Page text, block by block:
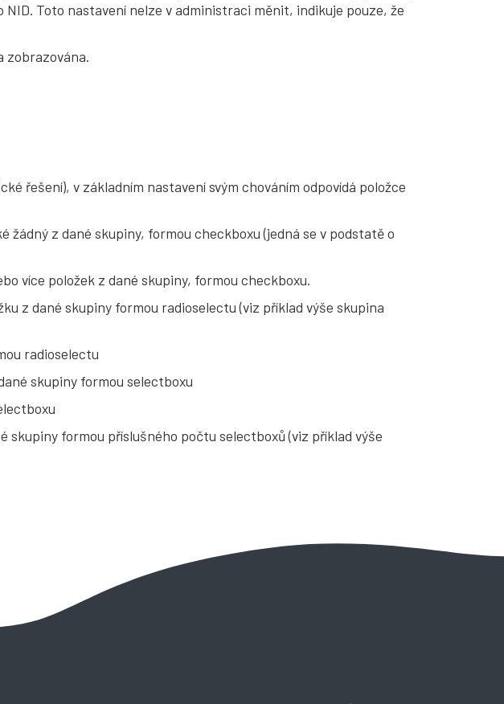
Toto nastavení nelze v administraci měnit, indikuje pouze, že
zobrazována.
řešení), v základním nastavení svým chováním odpovídá položce
z dané skupiny, formou checkboxu (jedná se v podstatě o
více položek z dané skupiny, formou checkboxu.
z dané skupiny formou radioselectu (viz příklad výše skupina
radioselectu
skupiny formou selectboxu
formou příslušného počtu selectboxů (viz příklad výše